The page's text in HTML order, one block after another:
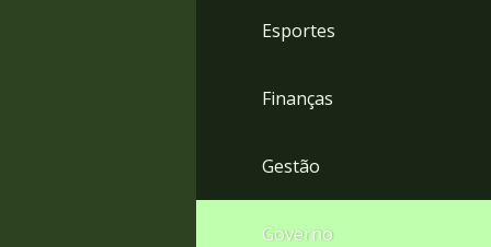
Esportes
Finanças
Gestão
Governo